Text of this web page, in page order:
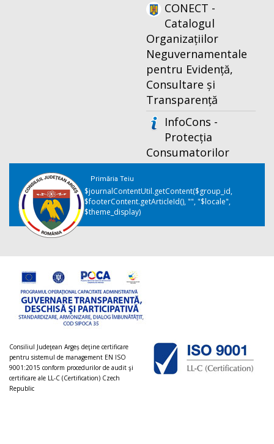
CONECT -
Catalogul
Organizațiilor
Neguvernamentale
pentru Evidență,
Consultare și
Transparență
InfoCons -
Protecția
Consumatorilor
Primăria Teiu
$journalContentUtil.getContent($group_id,
$footerContent.getArticleId(), "", "$locale",
$theme_display)
Consiliul Judeţean Argeș deţine certificare
pentru sistemul de management EN ISO
9001:2015 conform procedurilor de audit şi
certificare ale LL-C (Certification) Czech
Republic